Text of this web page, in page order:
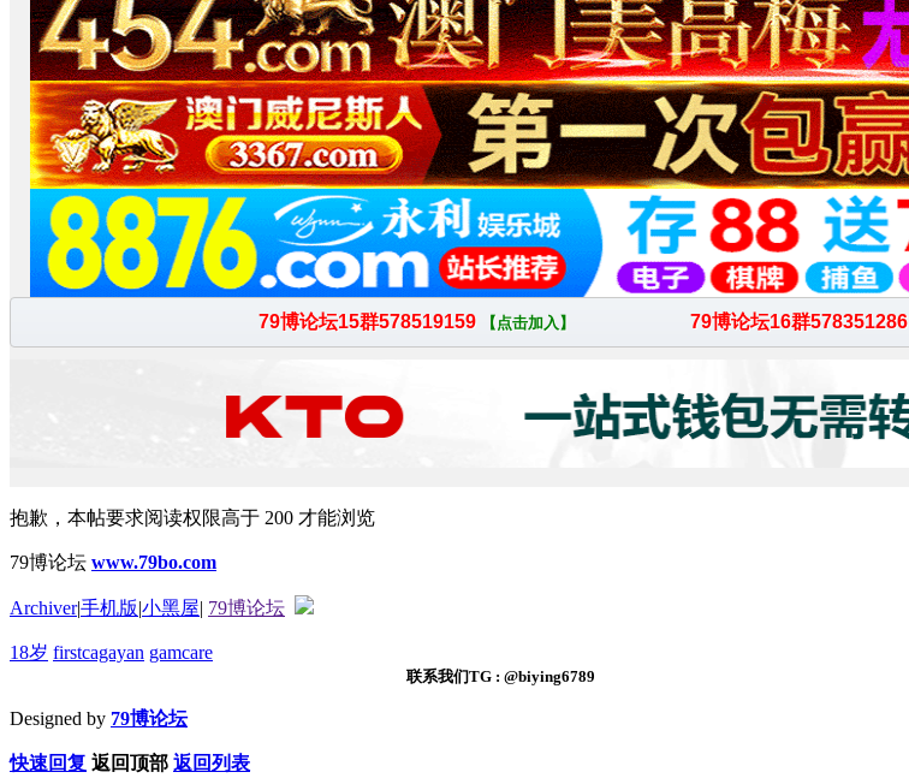
抱歉，本帖要求阅读权限高于 200 才能浏览
79博论坛 www.79bo.com
Archiver|手机版|小黑屋| 79博论坛
18岁 firstcagayan gamcare
联系我们TG : @biying6789
Designed by 79博论坛
快速回复 返回顶部 返回列表